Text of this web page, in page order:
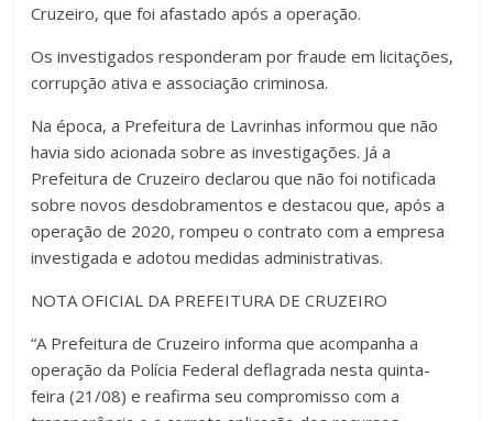
Cruzeiro, que foi afastado após a operação.
Os investigados responderam por fraude em licitações,
corrupção ativa e associação criminosa.
Na época, a Prefeitura de Lavrinhas informou que não
havia sido acionada sobre as investigações. Já a
Prefeitura de Cruzeiro declarou que não foi notificada
sobre novos desdobramentos e destacou que, após a
operação de 2020, rompeu o contrato com a empresa
investigada e adotou medidas administrativas.
NOTA OFICIAL DA PREFEITURA DE CRUZEIRO
“A Prefeitura de Cruzeiro informa que acompanha a
operação da Polícia Federal deflagrada nesta quinta-
feira (21/08) e reafirma seu compromisso com a